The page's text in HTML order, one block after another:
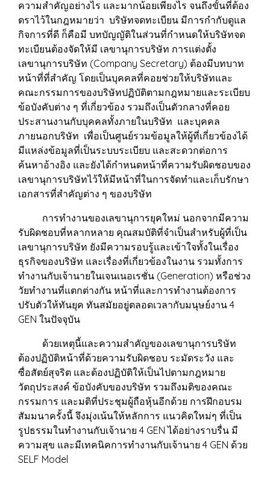
ความสำคัญอย่างไร และมากน้อยเพียงไร จนถึงขั้นที่ต้อง
ตราไว้ในกฎหมายว่า บริษัทจดทะเบียน มีการกำกับดูแล
กิจการที่ดี ก็คือมี บทบัญญัติในส่วนที่กำหนดให้บริษัทจด
ทะเบียนต้องจัดให้มี เลขานุการบริษัท การแต่งตั้ง
เลขานุการบริษัท (Company Secretary) ต้องมีบทบาท
หน้าที่ที่สำคัญ โดยเป็นบุคคลที่คอยช่วยให้บริษัทและ
คณะกรรมการของบริษัทปฏิบัติตามกฎหมายและระเบียบ
ข้อบังคับต่าง ๆ ที่เกี่ยวข้อง รวมถึงเป็นตัวกลางที่คอย
ประสานงานกับบุคคลทั้งภายในบริษัท และบุคคล
ภายนอกบริษัท เพื่อเป็นศูนย์รวมข้อมูลให้ผู้ที่เกี่ยวข้องได้
มีแหล่งข้อมูลที่เป็นระบบระเบียบ และสะดวกต่อการ
ค้นหาอ้างอิง และยังได้กำหนดหน้าที่ความรับผิดชอบของ
เลขานุการบริษัทไว้ให้มีหน้าที่ในการจัดทำและเก็บรักษา
เอกสารที่สำคัญต่าง ๆ ของบริษัท
การทำงานของเลขานุการยุคใหม่ นอกจากมีความ
รับผิดชอบที่หลากหลาย คุณสมบัติที่จำเป็นสำหรับผู้ที่เป็น
เลขานุการบริษัท ยังมีความรอบรู้และเข้าใจทั้งในเรื่อง
ธุรกิจของบริษัท และเรื่องที่เกี่ยวข้องในงาน รวมทั้งการ
ทำงานกับเจ้านายในเจนเนอเรชั่น (Generation) หรือช่วง
วัยทำงานที่แตกต่างกัน หน้าที่และการทำงานต้องการ
ปรับตัวให้ทันยุค ทันสมัยอยู่ตลอดเวลากับมนุษย์งาน 4
GEN ในปัจจุบัน
ด้วยเหตุนี้และความสำคัญของเลขานุการบริษัท
ต้องปฏิบัติหน้าที่ด้วยความรับผิดชอบ ระมัดระวัง และ
ซื่อสัตย์สุจริต และต้องปฏิบัติให้เป็นไปตามกฎหมาย
วัตถุประสงค์ ข้อบังคับของบริษัท รวมถึงมติของคณะ
กรรมการ และมติที่ประชุมผู้ถือหุ้นอีกด้วย การฝึกอบรม
สัมมนาครั้งนี้ จึงมุ่งเน้นให้หลักการ แนวคิดใหม่ๆ ที่เป็น
รูปธรรมในทำงานกับเจ้านาย 4 GEN ได้อย่างราบรื่น มี
ความสุข และมีเทคนิคการทำงานกับเจ้านาย 4 GEN ด้วย
SELF Model